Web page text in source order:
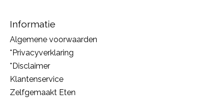
Informatie
Algemene voorwaarden
*Privacyverklaring
*Disclaimer
Klantenservice
Zelfgemaakt Eten